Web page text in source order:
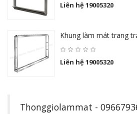
Liên hệ 19005320
Khung làm mát trang
Liên hệ 19005320
Thonggiolammat -